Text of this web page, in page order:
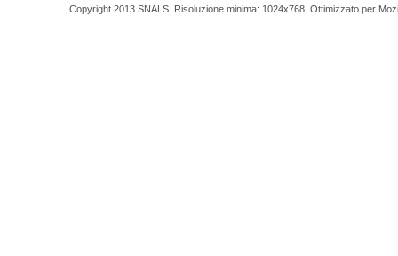
Copyright 2013 SNALS. Risoluzione minima: 1024x768. Ottimizzato per